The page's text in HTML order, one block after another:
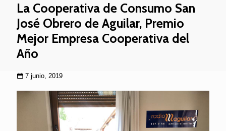
La Cooperativa de Consumo San
José Obrero de Aguilar, Premio
Mejor Empresa Cooperativa del
Año
7 junio, 2019